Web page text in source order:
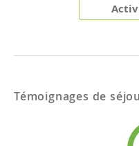
Témoignages de